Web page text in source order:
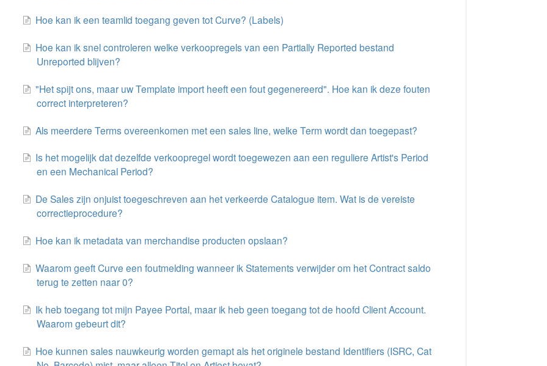
Hoe kan ik een teamlid toegang geven tot Curve? (Labels)
Hoe kan ik snel controleren welke verkoopregels van een Partially Reported bestand
Unreported blijven?
"Het spijt ons, maar uw Template import heeft een fout gegenereerd". Hoe kan ik deze fouten
correct interpreteren?
Als meerdere Terms overeenkomen met een sales line, welke Term wordt dan toegepast?
Is het mogelijk dat dezelfde verkoopregel wordt toegewezen aan een reguliere Artist's Period
en een Mechanical Period?
De Sales zijn onjuist toegeschreven aan het verkeerde Catalogue item. Wat is de vereiste
correctieprocedure?
Hoe kan ik metadata van merchandise producten opslaan?
Waarom geeft Curve een foutmelding wanneer ik Statements verwijder om het Contract saldo
terug te zetten naar 0?
Ik heb toegang tot mijn Payee Portal, maar ik heb geen toegang tot de hoofd Client Account.
Waarom gebeurt dit?
Hoe kunnen sales nauwkeurig worden gemapt als het originele bestand Identifiers (ISRC, Cat